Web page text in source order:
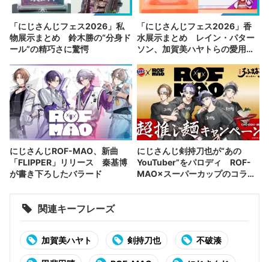
「にじさんじフェス2026」私
物展示まとめ 鈴木勝の“分身ド
ール”の精巧さに驚愕
「にじさんじフェス2026」香
水展示まとめ レイン・パター
ソン、加賀美ハヤトらの愛用コ
にじさんじROF-MAO、新曲
「FLIPPER」リリース 秦基博
が書き下ろしたバラード
にじさんじ剣持刀也が“あの
YouTuber”をパロディ ROF-
MAO×スーパーカップのコラボ
関連キーフレーズ
加賀美ハヤト 剣持刀也 不破湊